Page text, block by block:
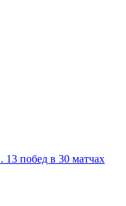
побед в 30 матчах